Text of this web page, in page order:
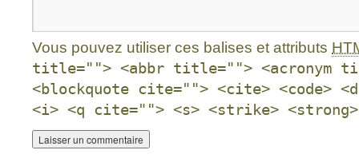
Vous pouvez utiliser ces balises et attributs
title=""> <abbr title=""> <acronym
<blockquote cite=""> <cite> <code>
<i> <q cite=""> <s> <strike> <strong>